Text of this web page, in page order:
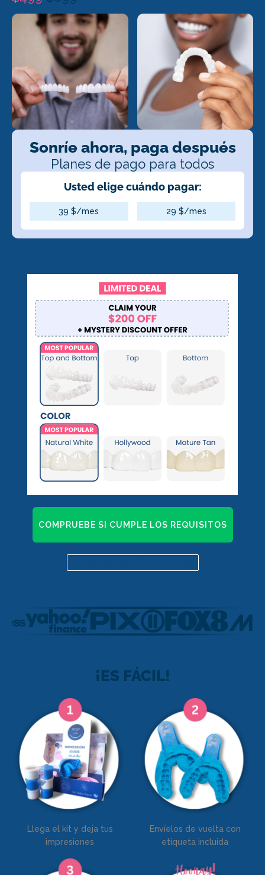
Sonríe ahora, paga después
Planes de pago para todos
Usted elige cuándo pagar:
39 $/mes 29 $/mes
COMPRUEBE SI CUMPLE LOS REQUISITOS
¡ES FÁCIL!
Llega el kit y deja tus
impresiones
Envíelos de vuelta con
etiqueta incluida